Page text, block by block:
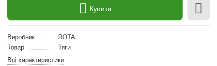
Купити
Виробник
ROTA
Товар
Тяги
Всі характеристики